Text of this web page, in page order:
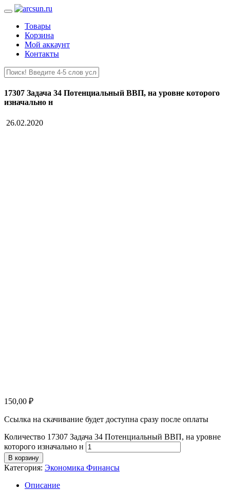
Товары
Корзина
Мой аккаунт
Контакты
17307 Задача 34 Потенциальный ВВП, на уровне которого
изначально н
26.02.2020
150,00 ₽
Ссылка на скачивание будет доступна сразу после оплаты
Количество 17307 Задача 34 Потенциальный ВВП, на уровне
которого изначально н
В корзину
Категория: Экономика Финансы
Описание